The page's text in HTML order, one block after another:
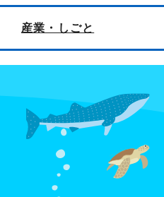
産業・しごと